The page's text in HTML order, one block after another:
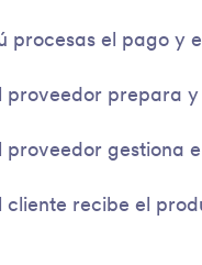
procesas el pago y
proveedor prepara
proveedor gestiona
cliente recibe el